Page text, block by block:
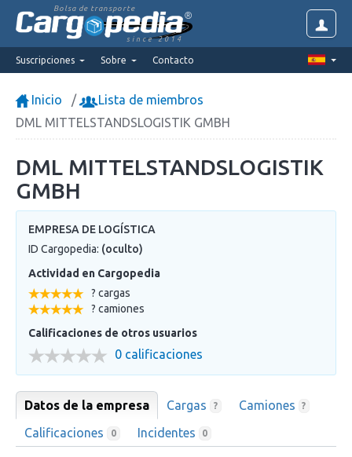
Bolsa de transporte
since 2014
Suscripciones Sobre Contacto
Inicio
Lista de miembros
DML MITTELSTANDSLOGISTIK GMBH
DML MITTELSTANDSLOGISTIK
GMBH
EMPRESA DE LOGÍSTICA
ID Cargopedia: (oculto)
Actividad en Cargopedia
? cargas
? camiones
Calificaciones de otros usuarios
0 calificaciones
Datos de la empresa Cargas ? Camiones ?
Calificaciones 0 Incidentes 0